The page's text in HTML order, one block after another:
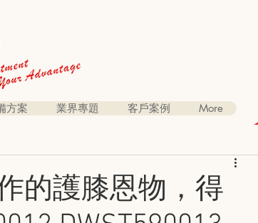
方案 業界專題 客戶案例 More
的護膝恩物，得